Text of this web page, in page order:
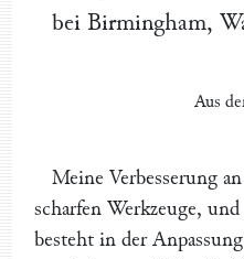
bei Birmingham,
Aus
Meine Verbesserung
scharfen Werkzeuge,
besteht in der